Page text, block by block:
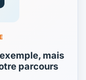
mais
parcours